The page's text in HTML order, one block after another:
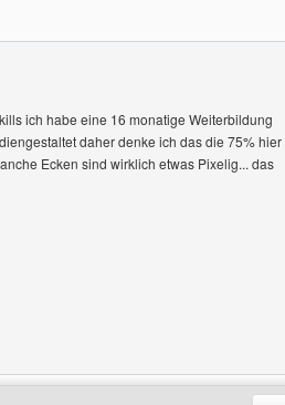
ich habe eine 16 monatige Weiterbildung
daher denke ich das die 75% hier
Ecken sind wirklich etwas Pixelig... das